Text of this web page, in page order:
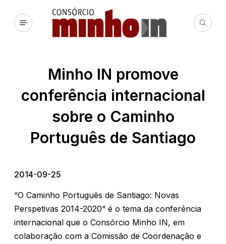
Minho IN promove
conferência internacional
sobre o Caminho
Português de Santiago
2014-09-25
“O Caminho Português de Santiago: Novas
Perspetivas 2014-2020” é o tema da conferência
internacional que o Consórcio Minho IN, em
colaboração com a Comissão de Coordenação e